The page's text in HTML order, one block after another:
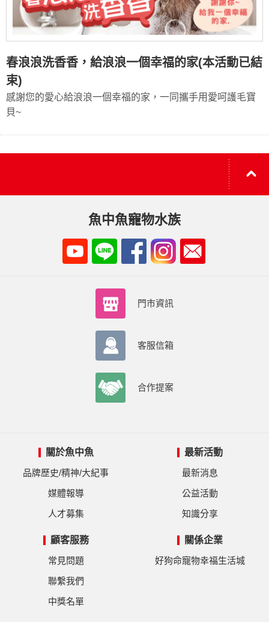
春浪浪洗香香，給浪浪一個幸福的家(本活動已結
束)
感謝您的愛心給浪浪一個幸福的家，一同攜手用愛呵護毛寶
貝~
魚中魚寵物水族
門市資訊
客服信箱
合作提案
關於魚中魚
品牌歷史/精神/大紀事
媒體報導
人才募集
最新活動
最新消息
公益活動
知識分享
顧客服務
常見問題
聯繫我們
中獎名單
關係企業
好狗命寵物幸福生活城